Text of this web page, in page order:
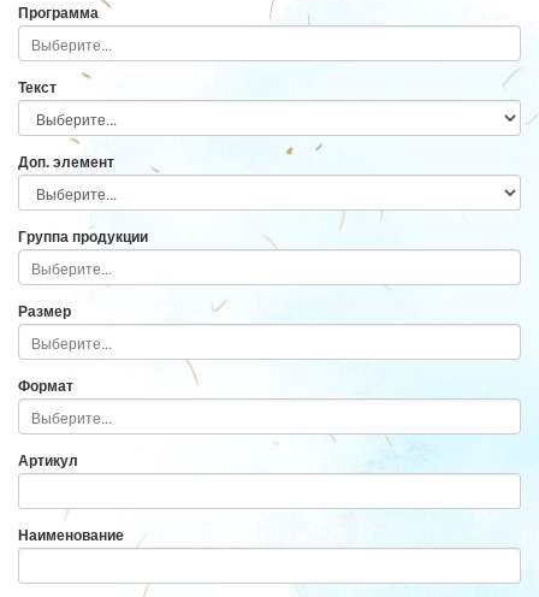
Программа
Текст
Доп. элемент
Группа продукции
Размер
Формат
Артикул
Наименование